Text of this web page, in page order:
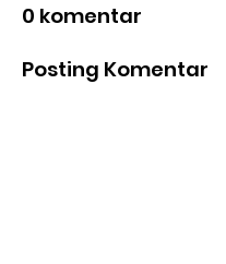
0 komentar
Posting Komentar